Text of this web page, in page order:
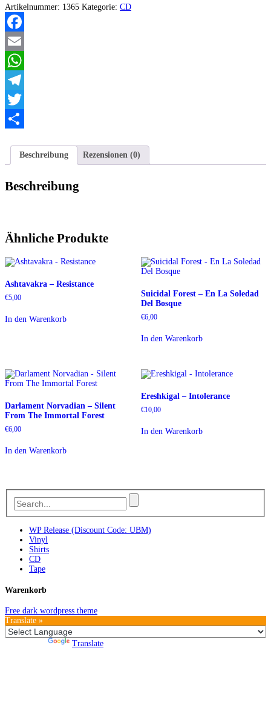
która
dniem
się
stała
Menge
Artikelnummer: 1365 Kategorie: CD
Facebook
Email
WhatsApp
Telegram
Twitter
Beschreibung
Rezensionen (0)
Beschreibung
Ähnliche Produkte
Ashtavakra – Resistance
€5,00
In den Warenkorb
Suicidal Forest – En La Soledad
Del Bosque
€6,00
In den Warenkorb
Darlament Norvadian – Silent
From The Immortal Forest
€6,00
In den Warenkorb
Ereshkigal – Intolerance
€10,00
In den Warenkorb
WP Release (Discount Code: UBM)
Vinyl
Shirts
CD
Tape
Warenkorb
Free dark wordpress theme
Translate »
Translate